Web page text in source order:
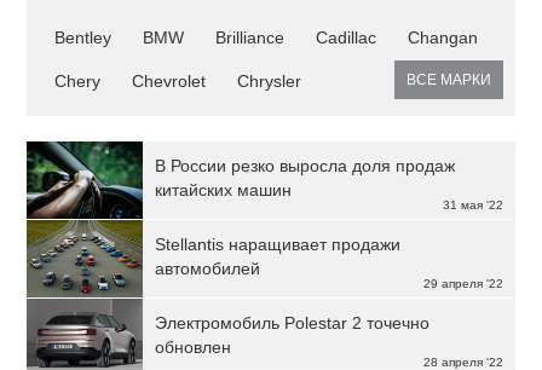
Bentley BMW Brilliance Cadillac Changan
Chery Chevrolet Chrysler ВСЕ МАРКИ
31 мая '22
В России резко выросла доля продаж
китайских машин
29 апреля '22
Stellantis наращивает продажи
автомобилей
28 апреля '22
Электромобиль Polestar 2 точечно
обновлен